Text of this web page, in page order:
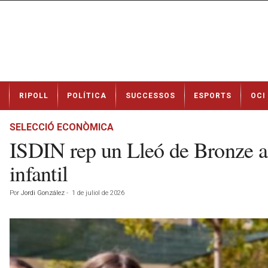
t
RIPOLL POLÍTICA SUCCESSOS ESPORTS OCI
SELECCIÓ ECONÒMICA
ISDIN rep un Lleó de Bronze
infantil
Por Jordi González - 1 de juliol de 2026